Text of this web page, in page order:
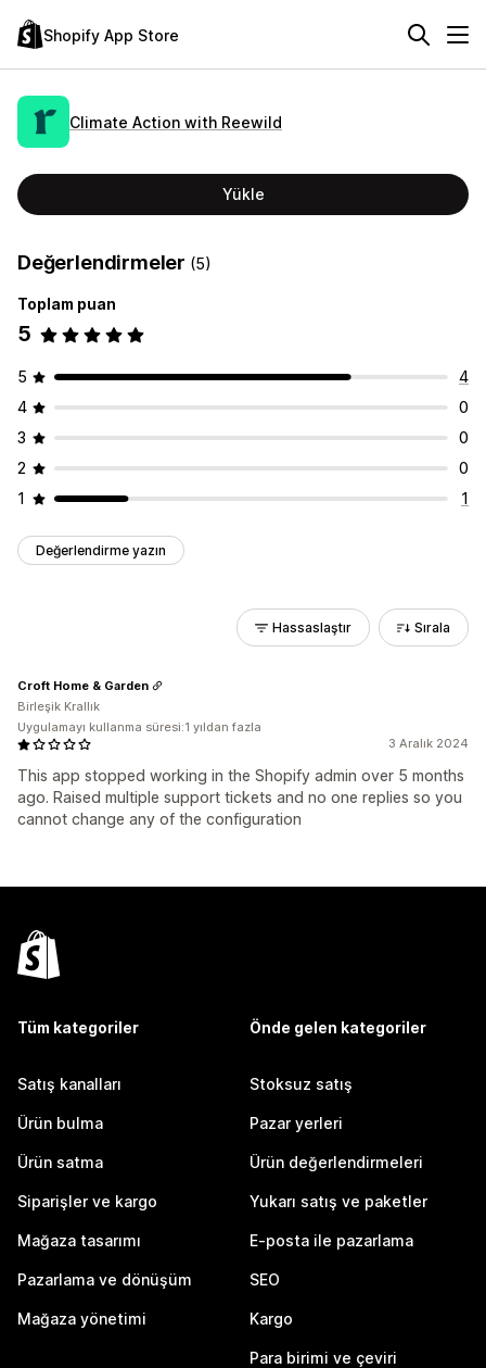
Shopify App Store
Climate Action with Reewild
Yükle
Değerlendirmeler (5)
Toplam puan
5
5
4
4
0
3
0
2
0
1
1
Değerlendirme yazın
Hassaslaştır Sırala
3 Aralık 2024
This app stopped working in the Shopify admin over 5 months
ago. Raised multiple support tickets and no one replies so you
cannot change any of the configuration
Croft Home & Garden
Birleşik Krallık
Uygulamayı kullanma süresi:1 yıldan fazla
Tüm kategoriler
Satış kanalları
Ürün bulma
Ürün satma
Siparişler ve kargo
Mağaza tasarımı
Pazarlama ve dönüşüm
Mağaza yönetimi
Önde gelen kategoriler
Stoksuz satış
Pazar yerleri
Ürün değerlendirmeleri
Yukarı satış ve paketler
E-posta ile pazarlama
SEO
Kargo
Para birimi ve çeviri